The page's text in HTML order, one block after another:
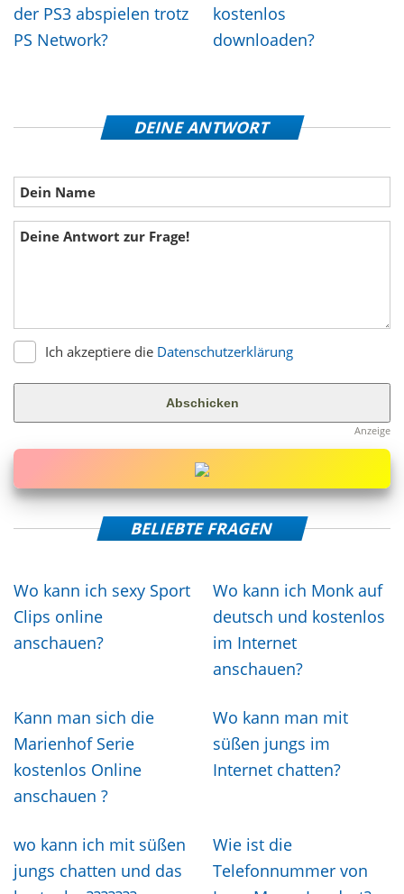
der PS3 abspielen trotz
PS Network?
kostenlos
downloaden?
DEINE ANTWORT
Ich akzeptiere die Datenschutzerklärung
BELIEBTE FRAGEN
Wo kann ich sexy Sport
Clips online
anschauen?
Wo kann ich Monk auf
deutsch und kostenlos
im Internet
anschauen?
Kann man sich die
Marienhof Serie
kostenlos Online
anschauen ?
Wo kann man mit
süßen jungs im
Internet chatten?
wo kann ich mit süßen
jungs chatten und das
Wie ist die
Telefonnummer von